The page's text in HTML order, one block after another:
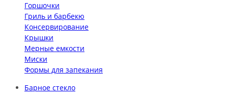
Горшочки
Гриль и барбекю
Консервирование
Крышки
Мерные емкости
Миски
Формы для запекания
Барное стекло